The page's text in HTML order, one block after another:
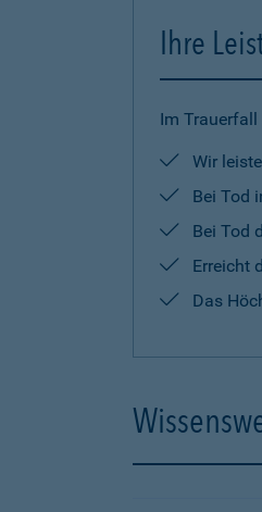
Ihre
Im Trauerfall
Wir
Bei Tod
Bei Tod
Erreicht
Das